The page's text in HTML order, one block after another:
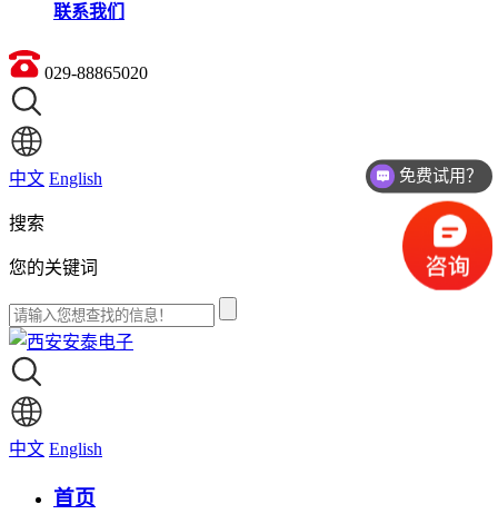
联系我们
029-88865020
中文 English
搜索
您的关键词
中文 English
首页
价格如何？